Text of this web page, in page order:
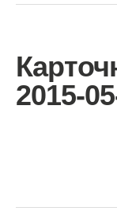
2015-